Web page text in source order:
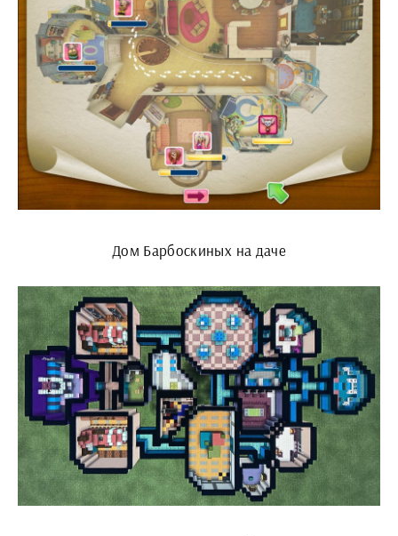
Дом Барбоскиных на даче